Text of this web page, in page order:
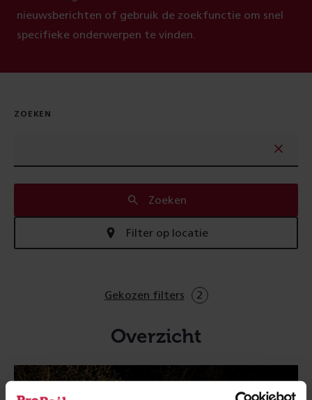
nieuwsberichten of gebruik de zoekfunctie om snel
specifieke onderwerpen te vinden.
ZOEKEN
Zoeken
Filter op locatie
Gekozen filters 2
Overzicht